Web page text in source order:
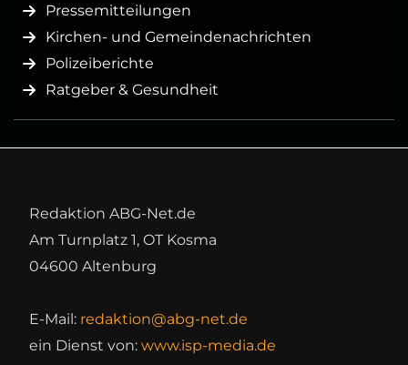
Pressemitteilungen
Kirchen- und Gemeindenachrichten
Polizeiberichte
Ratgeber & Gesundheit
Redaktion ABG-Net.de
Am Turnplatz 1, OT Kosma
04600 Altenburg
E-Mail: redaktion@abg-net.de
ein Dienst von: www.isp-media.de